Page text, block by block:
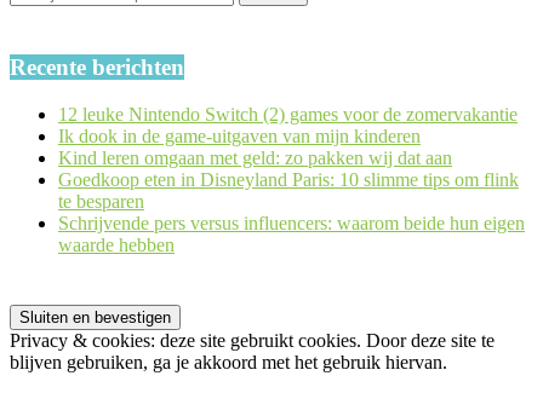
Recente berichten
12 leuke Nintendo Switch (2) games voor de zomervakantie
Ik dook in de game-uitgaven van mijn kinderen
Kind leren omgaan met geld: zo pakken wij dat aan
Goedkoop eten in Disneyland Paris: 10 slimme tips om flink
te besparen
Schrijvende pers versus influencers: waarom beide hun eigen
waarde hebben
Privacy & cookies: deze site gebruikt cookies. Door deze site te
blijven gebruiken, ga je akkoord met het gebruik hiervan.